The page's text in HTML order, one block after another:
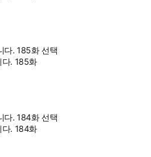
다. 185화 선택
다. 185화
다. 184화 선택
다. 184화